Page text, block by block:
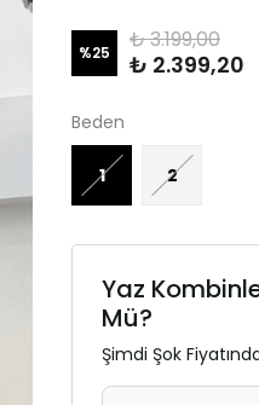
%25 ₺ 3.199,00
₺ 2.399,20
Beden
1 2
Yaz
Mü?
Şimdi Şok